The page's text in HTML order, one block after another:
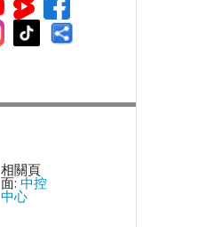
相關頁
面:中控
中心